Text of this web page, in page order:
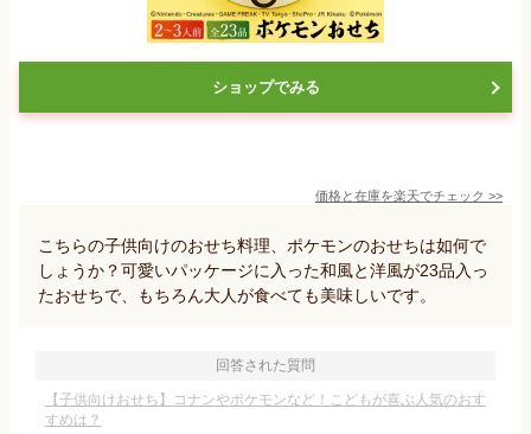
ショップでみる
価格と在庫を楽天でチェック >>
こちらの子供向けのおせち料理、ポケモンのおせちは如何で
しょうか？可愛いパッケージに入った和風と洋風が23品入っ
たおせちで、もちろん大人が食べても美味しいです。
回答された質問
【子供向けおせち】コナンやポケモンなど！こどもが喜ぶ人気のおす
すめは？